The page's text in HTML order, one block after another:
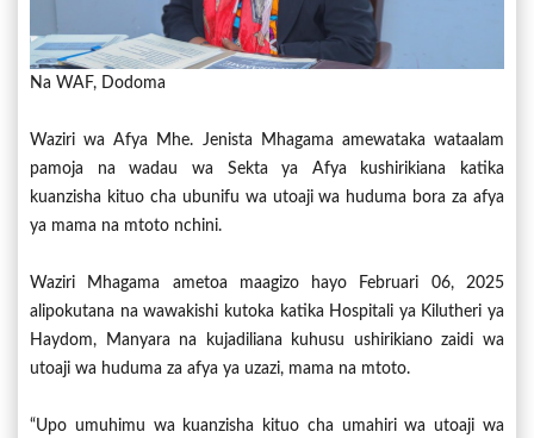
Na WAF, Dodoma
Waziri wa Afya Mhe. Jenista Mhagama amewataka wataalam
pamoja na wadau wa Sekta ya Afya kushirikiana katika
kuanzisha kituo cha ubunifu wa utoaji wa huduma bora za afya
ya mama na mtoto nchini.
Waziri Mhagama ametoa maagizo hayo Februari 06, 2025
alipokutana na wawakishi kutoka katika Hospitali ya Kilutheri ya
Haydom, Manyara na kujadiliana kuhusu ushirikiano zaidi wa
utoaji wa huduma za afya ya uzazi, mama na mtoto.
“Upo umuhimu wa kuanzisha kituo cha umahiri wa utoaji wa